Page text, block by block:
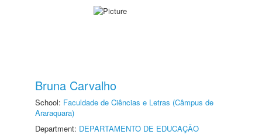
Bruna Carvalho
School: Faculdade de Ciências e Letras (Câmpus de
Araraquara)
Department: DEPARTAMENTO DE EDUCAÇÃO